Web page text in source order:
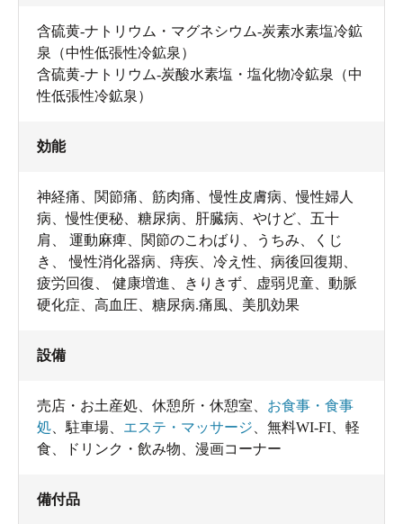
含硫黄‐ナトリウム・マグネシウム‐炭素水素塩冷鉱
泉（中性低張性冷鉱泉）
含硫黄‐ナトリウム‐炭酸水素塩・塩化物冷鉱泉（中
性低張性冷鉱泉）
効能
神経痛、関節痛、筋肉痛、慢性皮膚病、慢性婦人
病、慢性便秘、糖尿病、肝臓病、やけど、五十
肩、 運動麻痺、関節のこわばり、うちみ、くじ
き、 慢性消化器病、痔疾、冷え性、病後回復期、
疲労回復、 健康増進、きりきず、虚弱児童、動脈
硬化症、高血圧、糖尿病.痛風、美肌効果
設備
売店・お土産処 休憩所・休憩室
お食事・食事
処
駐車場 エステ・マッサージ 無料WI-FI
軽
食
ドリンク・飲み物 漫画コーナー
備付品